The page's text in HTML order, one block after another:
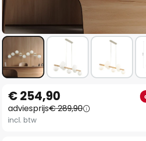
naar
het
begin
€ 254,90
adviesprijs€ 289,90
incl. btw